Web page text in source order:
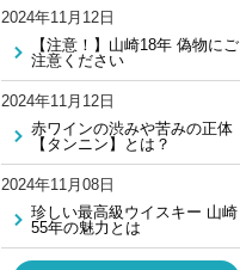
2024年11月12日
【注意！】山崎18年 偽物にご
注意ください
2024年11月12日
赤ワインの渋みや苦みの正体
【タンニン】とは？
2024年11月08日
珍しい最高級ウイスキー 山崎
55年の魅力とは